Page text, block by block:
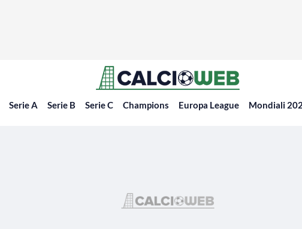
Serie A Serie B Serie C Champions Europa League Mondiali